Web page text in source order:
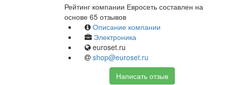
Рейтинг компании Евросеть составлен на
основе 65 отзывов
Описание компании
Электроника
euroset.ru
shop@euroset.ru
Написать отзыв